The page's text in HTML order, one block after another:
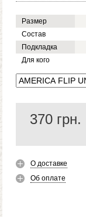
холода.
AMERICA F
удлиненной
декорирован
качество
приобрести его
скидкой.
Размер
Состав
Подкладка
Для кого
370 грн.
О доставке
Об оплате